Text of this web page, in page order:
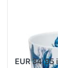
Blue
EUR